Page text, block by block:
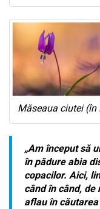
Măseaua ciutei (în
„Am început să
în pădure abia
copacilor. Aici,
când în când,
aflau în